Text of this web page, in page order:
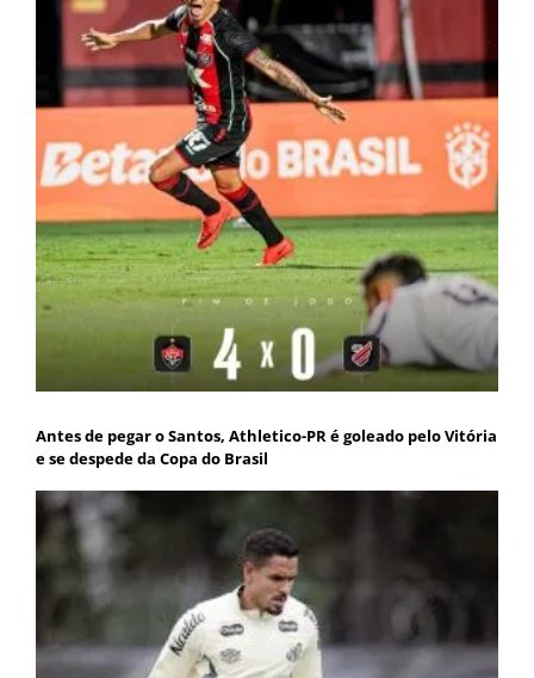
Antes de pegar o Santos, Athletico-PR é goleado pelo Vitória
e se despede da Copa do Brasil